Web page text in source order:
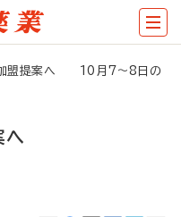
加盟提案へ 10月7～8日の
へ